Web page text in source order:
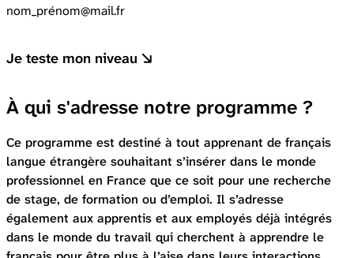
Je teste mon niveau
À qui s'adresse notre programme ?
Ce programme est destiné à tout apprenant de français
langue étrangère souhaitant s’insérer dans le monde
professionnel en France que ce soit pour une recherche
de stage, de formation ou d’emploi. Il s’adresse
également aux apprentis et aux employés déjà intégrés
dans le monde du travail qui cherchent à apprendre le